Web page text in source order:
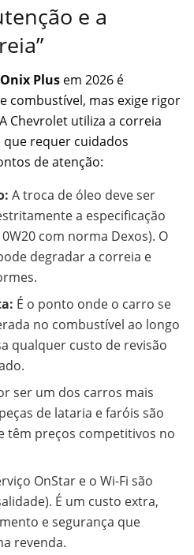
e a
Onix Plus em 2026 é
combustível, mas exige rigor
Chevrolet utiliza a correia
requer cuidados
de atenção:
A troca de óleo deve ser
a especificação
com norma Dexos). O
degradar a correia e
É o ponto onde o carro se
no combustível ao longo
qualquer custo de revisão
ser um dos carros mais
de lataria e faróis são
têm preços competitivos no
OnStar e o Wi-Fi são
É um custo extra,
e segurança que
revenda.